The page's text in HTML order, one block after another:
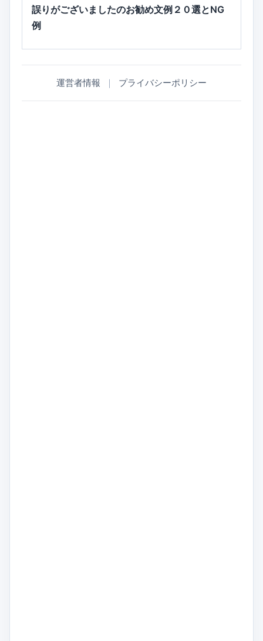
誤りがございましたのお勧め文例２０選とNG
例
運営者情報 ｜ プライバシーポリシー